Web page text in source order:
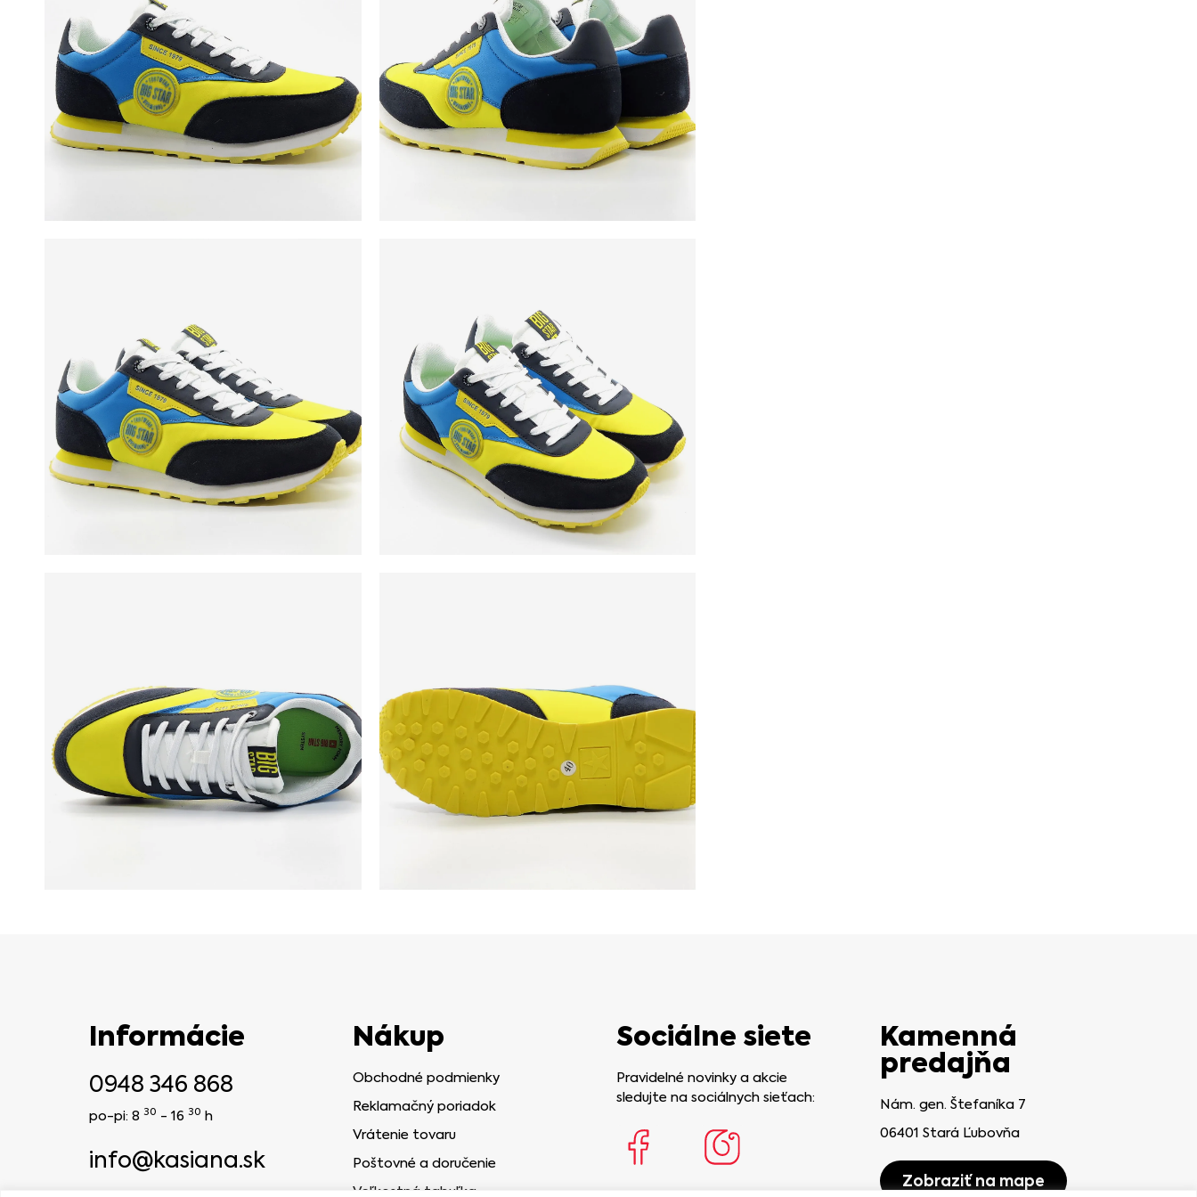
Informácie
0948 346 868
po-pi: 8 30 - 16 30 h
info@kasiana.sk
Nákup
Obchodné podmienky
Reklamačný poriadok
Vrátenie tovaru
Poštovné a doručenie
Veľkostná tabuľka
Sociálne siete
Pravidelné novinky a akcie
sledujte na sociálnych sieťach:
Kamenná
predajňa
Nám. gen. Štefaníka 7
06401 Stará Ľubovňa
Zobraziť na mape